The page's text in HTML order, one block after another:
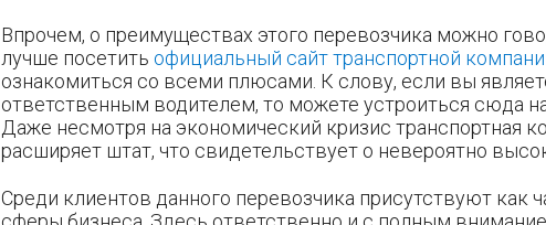
Впрочем, о преимуществах этого перевозчика можно
лучше посетить официальный сайт транспортной
ознакомиться со всеми плюсами. К слову, если вы
ответственным водителем, то можете устроиться сюда
Даже несмотря на экономический кризис транспортная
расширяет штат, что свидетельствует о невероятно
Среди клиентов данного перевозчика присутствуют как